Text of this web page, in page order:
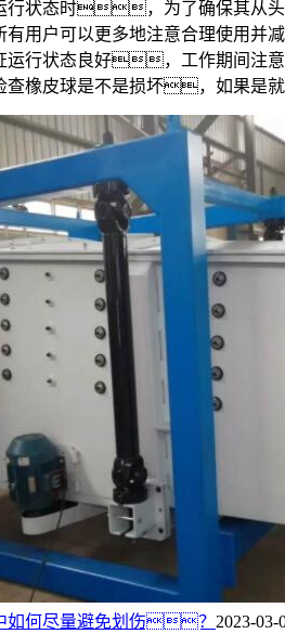
行状态时，为了确保其
用户可以更多地注意合理使用
行状态良好，工作期间注意
查橡皮球是不是损坏，如
如何尽量避免划伤？ 2023-03-